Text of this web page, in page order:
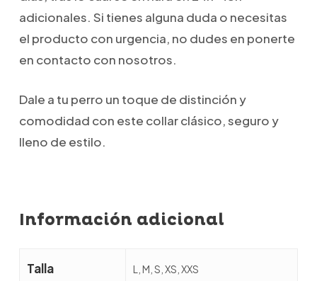
adicionales. Si tienes alguna duda o necesitas
el producto con urgencia, no dudes en ponerte
en contacto con nosotros.
Dale a tu perro un toque de distinción y
comodidad con este collar clásico, seguro y
lleno de estilo.
Información adicional
Talla L, M, S, XS, XXS